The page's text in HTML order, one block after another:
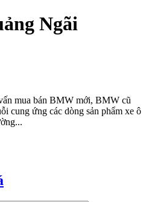
Ngãi
mua bán BMW mới, BMW cũ
cung ứng các dòng sản phẩm xe ô